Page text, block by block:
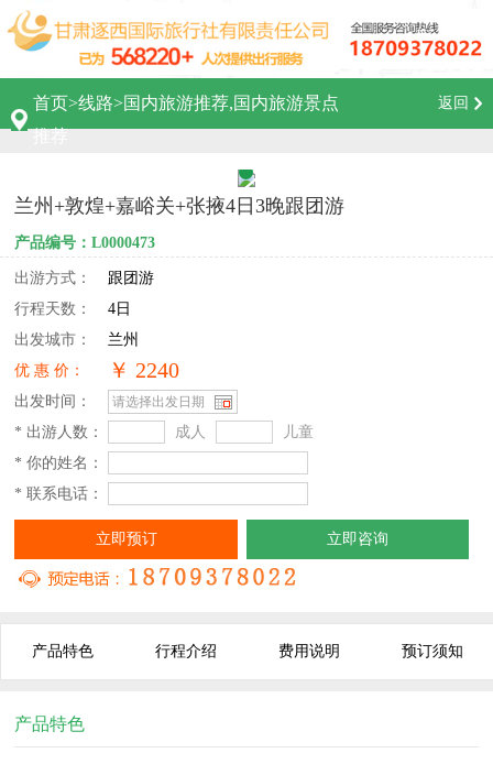
首页>线路>国内旅游推荐,国内旅游景点
返回
兰州+敦煌+嘉峪关+张掖4日3晚跟团游
产品编号：L0000473
出游方式：
跟团游
行程天数：
4日
出发城市：
兰州
优 惠 价：
￥ 2240
出发时间：
* 出游人数：
成人
儿童
* 你的姓名：
* 联系电话：
立即预订 立即咨询
产品特色 行程介绍 费用说明 预订须知
产品特色